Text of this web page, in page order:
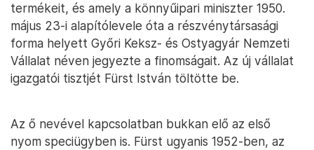
termékeit, és amely a könnyűipari miniszter 1950.
május 23-i alapítólevele óta a részvénytársasági
forma helyett Győri Keksz- és Ostyagyár Nemzeti
Vállalat néven jegyezte a finomságait. Az új vállalat
igazgatói tisztjét Fürst István töltötte be.
Az ő nevével kapcsolatban bukkan elő az első
nyom speciügyben is. Fürst ugyanis 1952-ben, az